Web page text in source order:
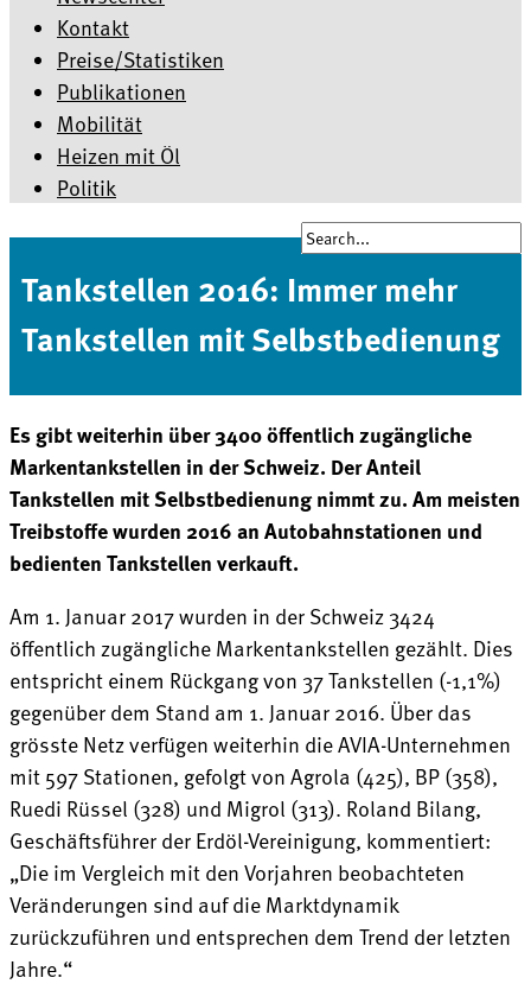
Kontakt
Preise/Statistiken
Publikationen
Mobilität
Heizen mit Öl
Politik
Tankstellen 2016: Immer mehr
Tankstellen mit Selbstbedienung
Es gibt weiterhin über 3400 öffentlich zugängliche
Markentankstellen in der Schweiz. Der Anteil
Tankstellen mit Selbstbedienung nimmt zu. Am meisten
Treibstoffe wurden 2016 an Autobahnstationen und
bedienten Tankstellen verkauft.
Am 1. Januar 2017 wurden in der Schweiz 3424
öffentlich zugängliche Markentankstellen gezählt. Dies
entspricht einem Rückgang von 37 Tankstellen (-1,1%)
gegenüber dem Stand am 1. Januar 2016. Über das
grösste Netz verfügen weiterhin die AVIA-Unternehmen
mit 597 Stationen, gefolgt von Agrola (425), BP (358),
Ruedi Rüssel (328) und Migrol (313). Roland Bilang,
Geschäftsführer der Erdöl-Vereinigung, kommentiert:
„Die im Vergleich mit den Vorjahren beobachteten
Veränderungen sind auf die Marktdynamik
zurückzuführen und entsprechen dem Trend der letzten
Jahre.“